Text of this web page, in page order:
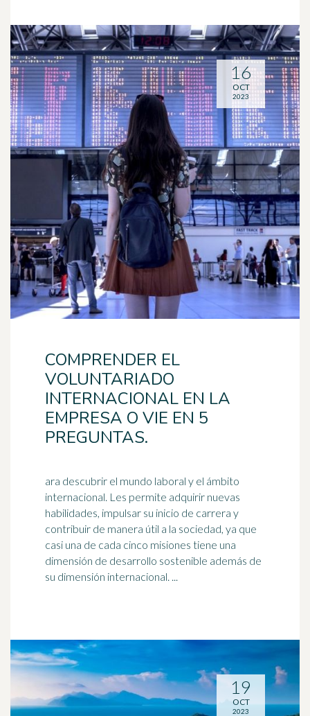
COMPRENDER EL
VOLUNTARIADO
INTERNACIONAL EN LA
EMPRESA O VIE EN 5
PREGUNTAS.
ara descubrir el mundo laboral y el ámbito
internacional. Les permite adquirir nuevas
habilidades, impulsar su inicio de carrera y
contribuir de manera útil a la sociedad, ya que
casi una de cada cinco misiones tiene una
dimensión de desarrollo sostenible además de
su dimensión internacional. ...
16
OCT
2023
19
OCT
2023